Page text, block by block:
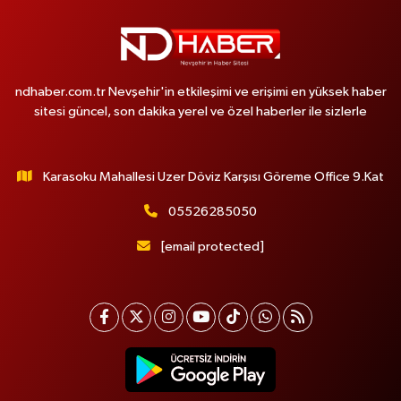
ndhaber.com.tr Nevşehir'in etkileşimi ve erişimi en yüksek haber
sitesi güncel, son dakika yerel ve özel haberler ile sizlerle
Karasoku Mahallesi Uzer Döviz Karşısı Göreme Office 9.Kat
05526285050
[email protected]